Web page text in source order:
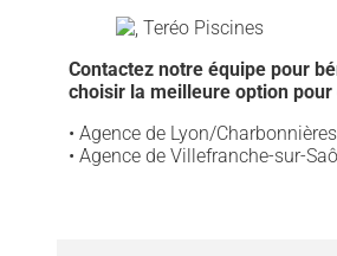
Contactez notre équipe pour
choisir la meilleure option
• Agence de Lyon/
• Agence de Villefranche-sur-